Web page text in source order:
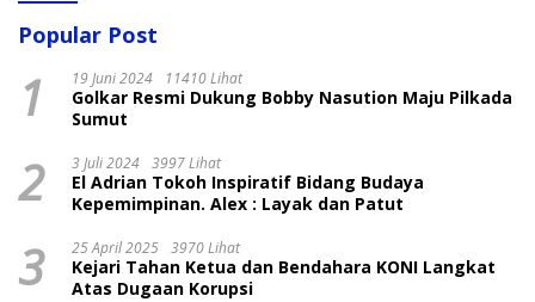
Popular Post
1 19 Juni 2024 11410 Lihat
Golkar Resmi Dukung Bobby Nasution Maju Pilkada
Sumut
2 3 Juli 2024 3997 Lihat
El Adrian Tokoh Inspiratif Bidang Budaya
Kepemimpinan. Alex : Layak dan Patut
3 25 April 2025 3970 Lihat
Kejari Tahan Ketua dan Bendahara KONI Langkat
Atas Dugaan Korupsi